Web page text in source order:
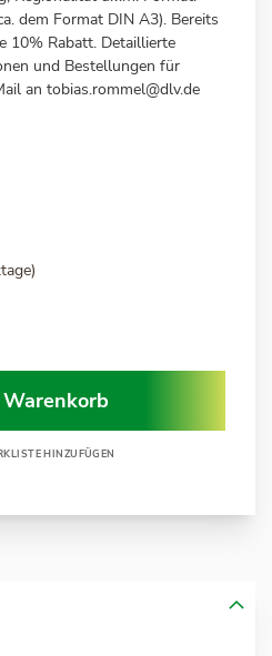
dem Format DIN A3). Bereits
10% Rabatt. Detaillierte
und Bestellungen für
an tobias.rommel@dlv.de
HINZUFÜGEN